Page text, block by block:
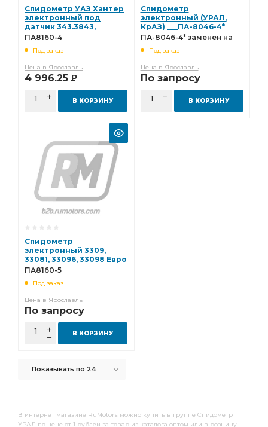
Спидометр УАЗ Хантер
электронный под
датчик 343.3843,
ПД8089-1, ПД 8093
ПА8160-4
Под заказ
Цена в Ярославль
4 996.25 Р
В КОРЗИНУ
Спидометр
электронный (УРАЛ,
КрАЗ) ___ПА-8046-4*
заменен на ПА8160-6
ПА-8046-4* заменен на
Под заказ
Цена в Ярославль
По запросу
В КОРЗИНУ
Спидометр
электронный 3309,
33081, 33096, 33098 Евро
3 871.3802010-10 ГАЗ
ПА8160-5
Под заказ
Цена в Ярославль
По запросу
В КОРЗИНУ
Показывать по 24
В интернет магазине RuMotors можно купить в группе Спидометр
УРАЛ по цене от 1 рублей за товар из каталога оптом или в розницу